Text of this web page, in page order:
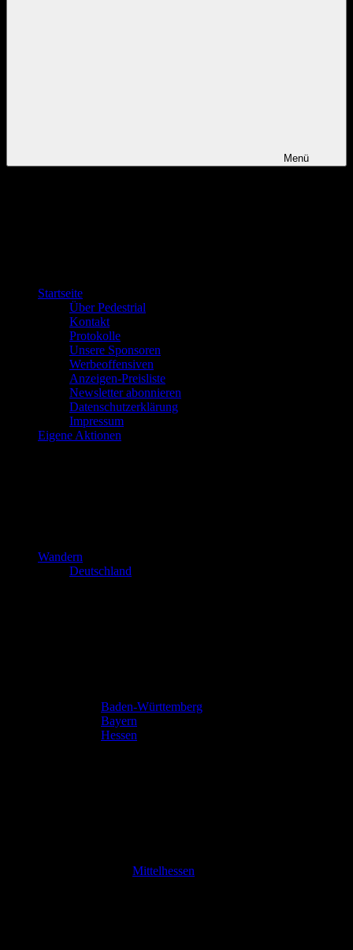
Menü
Startseite
Über Pedestrial
Kontakt
Protokolle
Unsere Sponsoren
Werbeoffensiven
Anzeigen-Preisliste
Newsletter abonnieren
Datenschutzerklärung
Impressum
Eigene Aktionen
Wandern
Deutschland
Baden-Württemberg
Bayern
Hessen
Mittelhessen